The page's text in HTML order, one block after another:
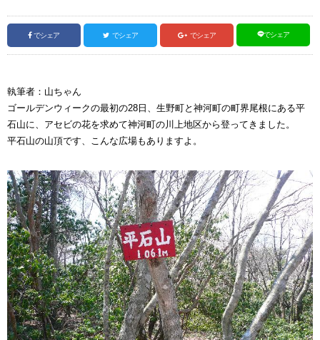
でシェア でシェア でシェア でシェア
執筆者：山ちゃん
ゴールデンウィークの最初の28日、生野町と神河町の町界尾根にある平
石山に、アセビの花を求めて神河町の川上地区から登ってきました。
平石山の山頂です、こんな広場もありますよ。